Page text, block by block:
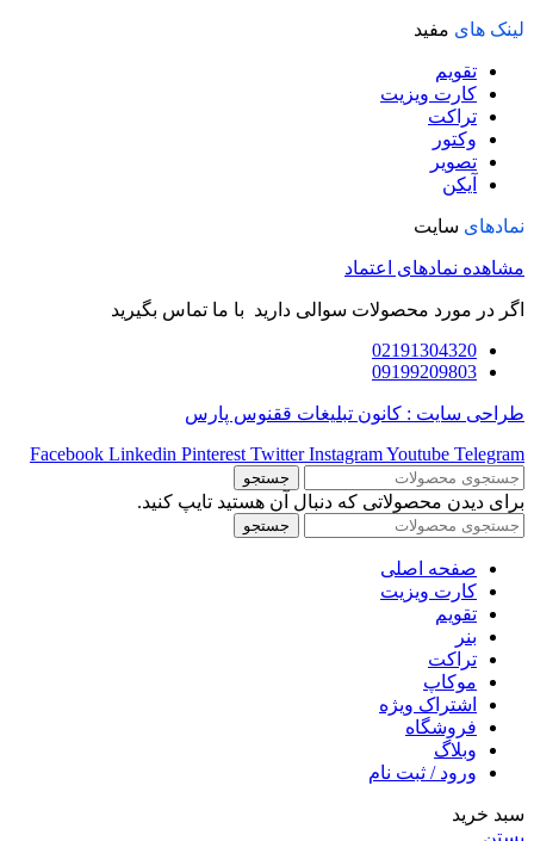
لینک های مفید
تقویم
کارت ویزیت
تراکت
وکتور
تصویر
آیکن
نمادهای سایت
مشاهده نمادهای اعتماد
اگر در مورد محصولات سوالی دارید با ما تماس بگیرید
02191304320
09199209803
طراحی سایت : کانون تبلیغات ققنوس پارس
Facebook Linkedin Pinterest Twitter InstagramYoutube Telegram
جستجو
برای دیدن محصولاتی که دنبال آن هستید تایپ کنید.
جستجو
صفحه اصلی
کارت ویزیت
تقویم
بنر
تراکت
موکاپ
اشتراک ویژه
فروشگاه
وبلاگ
ورود / ثبت نام
سبد خرید